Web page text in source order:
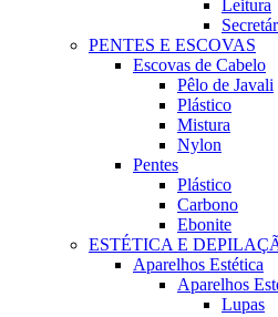
Leitura
PENTES E ESCOVAS
Escovas de Cabelo
Pêlo de Javali
Plástico
Mistura
Nylon
Pentes
Plástico
Carbono
Ebonite
ESTÉTICA E
Aparelhos Estética
Aparelhos
Lupas